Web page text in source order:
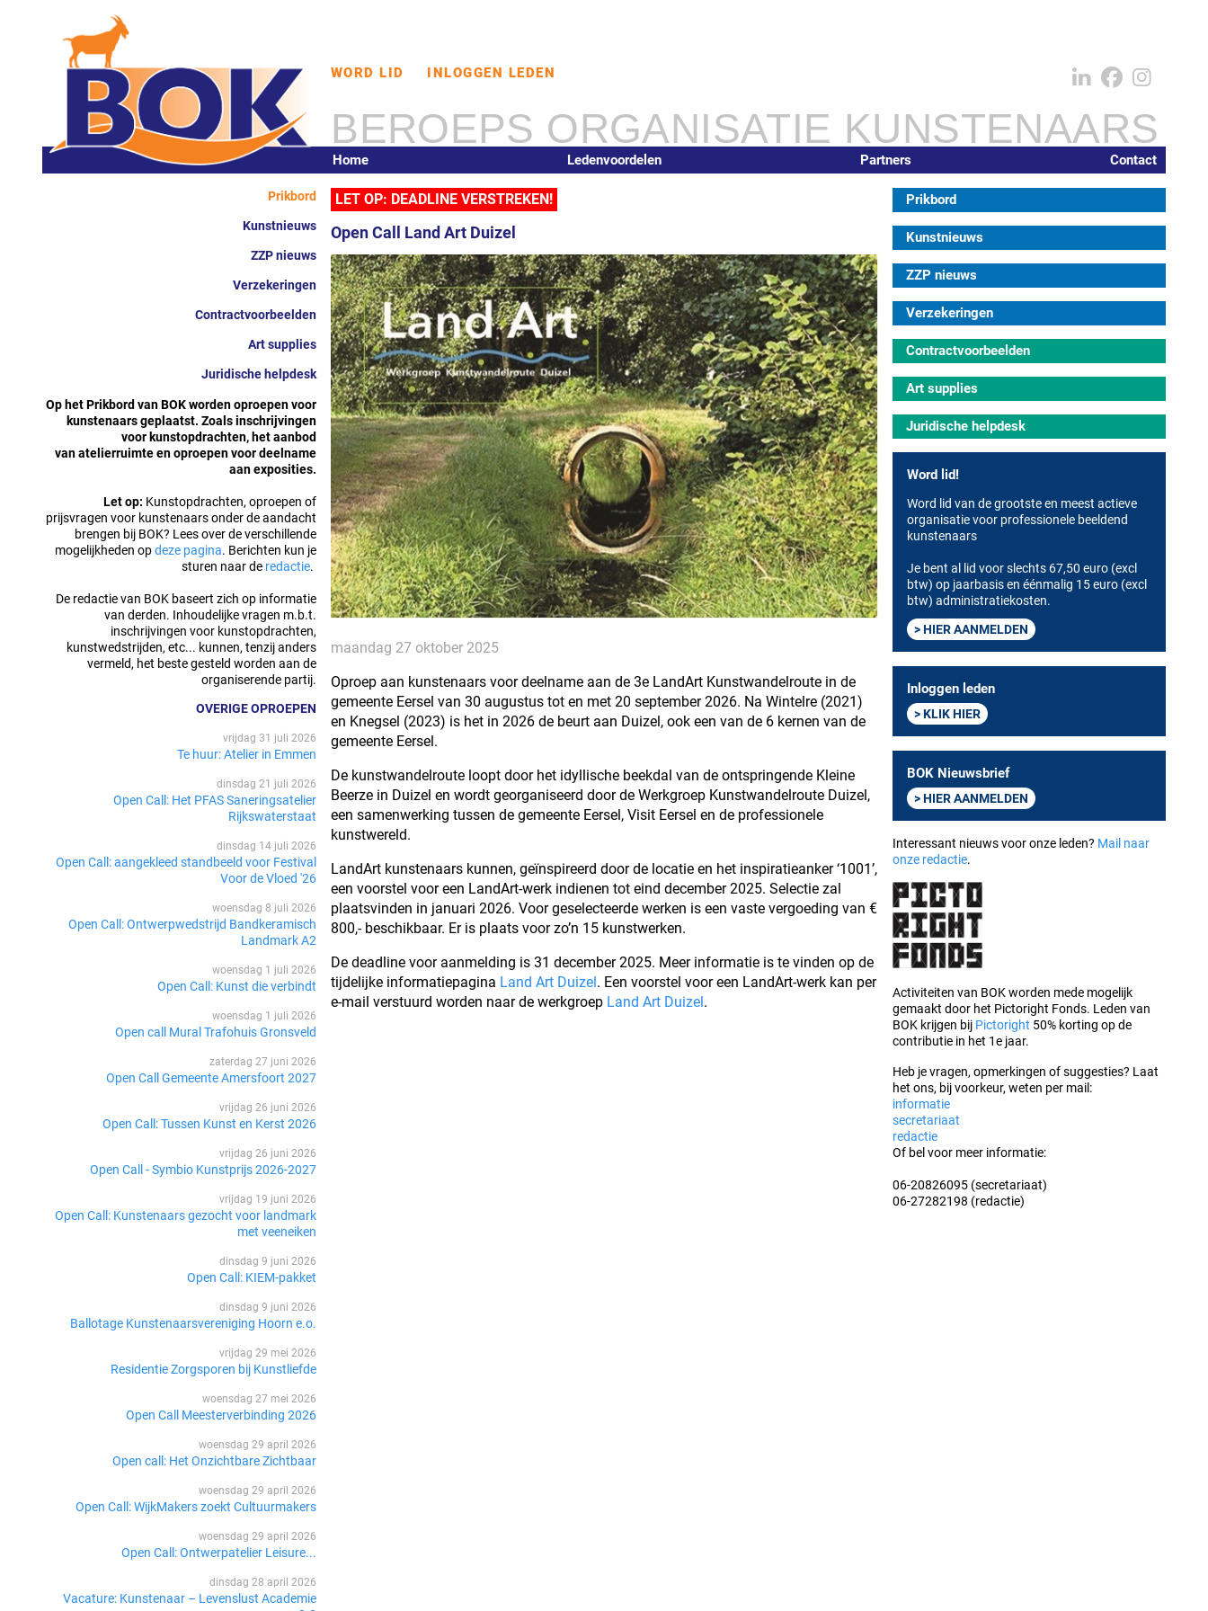
WORD LID INLOGGEN LEDEN
BEROEPS ORGANISATIE KUNSTENAARS
Home Ledenvoordelen Partners Contact
Prikbord
Kunstnieuws
ZZP nieuws
Verzekeringen
Contractvoorbeelden
Art supplies
Juridische helpdesk
Op het Prikbord van BOK worden oproepen voor
kunstenaars geplaatst. Zoals inschrijvingen
voor kunstopdrachten, het aanbod
van atelierruimte en oproepen voor deelname
aan exposities.
Let op: Kunstopdrachten, oproepen of
prijsvragen voor kunstenaars onder de aandacht
brengen bij BOK? Lees over de verschillende
mogelijkheden opdeze pagina. Berichten kun je
sturen naar de redactie.
De redactie van BOK baseert zich op informatie
van derden. Inhoudelijke vragen m.b.t.
inschrijvingen voor kunstopdrachten,
kunstwedstrijden, etc... kunnen, tenzij anders
vermeld, het beste gesteld worden aan de
organiserende partij.
OVERIGE OPROEPEN
vrijdag 31 juli 2026
Te huur: Atelier in Emmen
dinsdag 21 juli 2026
Open Call: Het PFAS Saneringsatelier
Rijkswaterstaat
dinsdag 14 juli 2026
Open Call: aangekleed standbeeld voor Festival
Voor de Vloed '26
woensdag 8 juli 2026
Open Call: Ontwerpwedstrijd Bandkeramisch
Landmark A2
woensdag 1 juli 2026
Open Call: Kunst die verbindt
woensdag 1 juli 2026
Open call Mural Trafohuis Gronsveld
zaterdag 27 juni 2026
Open Call Gemeente Amersfoort 2027
vrijdag 26 juni 2026
Open Call: Tussen Kunst en Kerst 2026
vrijdag 26 juni 2026
Open Call - Symbio Kunstprijs 2026-2027
vrijdag 19 juni 2026
Open Call: Kunstenaars gezocht voor landmark
met veeneiken
dinsdag 9 juni 2026
Open Call: KIEM-pakket
dinsdag 9 juni 2026
Ballotage Kunstenaarsvereniging Hoorn e.o.
vrijdag 29 mei 2026
Residentie Zorgsporen bij Kunstliefde
woensdag 27 mei 2026
Open Call Meesterverbinding 2026
woensdag 29 april 2026
Open call: Het Onzichtbare Zichtbaar
woensdag 29 april 2026
Open Call: WijkMakers zoekt Cultuurmakers
woensdag 29 april 2026
Open Call: Ontwerpatelier Leisure...
dinsdag 28 april 2026
Vacature: Kunstenaar – Levenslust Academie
LET OP: DEADLINE VERSTREKEN!
Open Call Land Art Duizel
maandag 27 oktober 2025
Oproep aan kunstenaars voor deelname aan de 3e LandArt Kunstwandelroute in de
gemeente Eersel van 30 augustus tot en met 20 september 2026. Na Wintelre (2021)
en Knegsel (2023) is het in 2026 de beurt aan Duizel, ook een van de 6 kernen van de
gemeente Eersel.
De kunstwandelroute loopt door het idyllische beekdal van de ontspringende Kleine
Beerze in Duizel en wordt georganiseerd door de Werkgroep Kunstwandelroute Duizel,
een samenwerking tussen de gemeente Eersel, Visit Eersel en de professionele
kunstwereld.
LandArt kunstenaars kunnen, geïnspireerd door de locatie en het inspiratieanker ‘1001’,
een voorstel voor een LandArt-werk indienen tot eind december 2025. Selectie zal
plaatsvinden in januari 2026. Voor geselecteerde werken is een vaste vergoeding van €
800,- beschikbaar. Er is plaats voor zo’n 15 kunstwerken.
De deadline voor aanmelding is 31 december 2025. Meer informatie is te vinden op de
tijdelijke informatiepagina Land Art Duizel . Een voorstel voor een LandArt-werk kan per
e-mail verstuurd worden naar de werkgroep Land Art Duizel .
Prikbord
Kunstnieuws
ZZP nieuws
Verzekeringen
Contractvoorbeelden
Art supplies
Juridische helpdesk
Word lid!
Word lid van de grootste en meest actieve
organisatie voor professionele beeldend
kunstenaars
Je bent al lid voor slechts 67,50 euro (excl
btw) op jaarbasis en éénmalig 15 euro (excl
btw) administratiekosten.
HIER AANMELDEN
Inloggen leden
KLIK HIER
BOK Nieuwsbrief
HIER AANMELDEN
Interessant nieuws voor onze leden? Mail naar
onze redactie.
Activiteiten van BOK worden mede mogelijk
gemaakt door het Pictoright Fonds. Leden van
BOK krijgen bij Pictoright 50% korting op de
contributie in het 1e jaar.
Heb je vragen, opmerkingen of suggesties? Laat
het ons, bij voorkeur, weten per mail:
informatie
secretariaat
redactie
Of bel voor meer informatie:
06-20826095 (secretariaat)
06-27282198 (redactie)